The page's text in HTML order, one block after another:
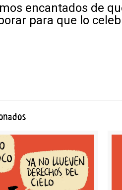
encantados de
para que lo